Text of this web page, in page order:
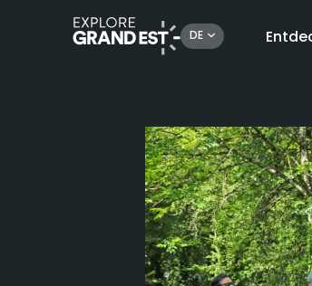
DE